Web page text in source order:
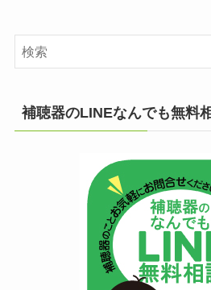
補聴器のLINEなんでも無料